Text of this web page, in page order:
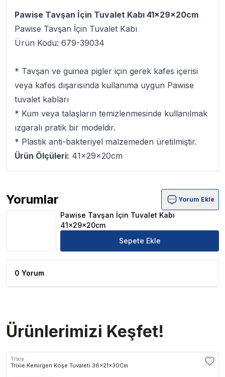
Pawise Tavşan İçin Tuvalet Kabı 41x29x20cm
Pawise Tavşan İçin Tuvalet Kabı
Ürün Kodu: 679-39034
* Tavşan ve guinea pigler için gerek kafes içerisi
veya kafes dışarısında kullanıma uygun Pawise
tuvalet kabları
* Kum veya talaşların temizlenmesinde kullanılmak
ızgaralı pratik bir modeldir.
* Plastik anti-bakteriyel malzemeden üretilmiştir.
Ürün Ölçüleri: 41x29x20cm
Yorumlar
Pawise Tavşan İçin Tuvalet Kabı 41x29x20cm Ürün
Yorum Ekle
Pawise Tavşan İçin Tuvalet Kabı
41x29x20cm
Sepete Ekle
0 Yorum
Ürünlerimizi Keşfet!
Trixie
Trixie Kemirgen Köşe Tuvaleti 36x21x30Cm